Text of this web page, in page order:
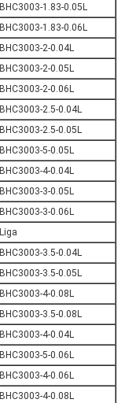
BHC3003-1.83-0.05L
BHC3003-1.83-0.06L
BHC3003-2-0.04L
BHC3003-2-0.05L
BHC3003-2-0.06L
BHC3003-2.5-0.04L
BHC3003-2.5-0.05L
BHC3003-5-0.05L
BHC3003-4-0.04L
BHC3003-3-0.05L
BHC3003-3-0.06L
Liga
BHC3003-3.5-0.04L
BHC3003-3.5-0.05L
BHC3003-4-0.08L
BHC3003-3.5-0.08L
BHC3003-4-0.04L
BHC3003-5-0.06L
BHC3003-4-0.06L
BHC3003-4-0.08L